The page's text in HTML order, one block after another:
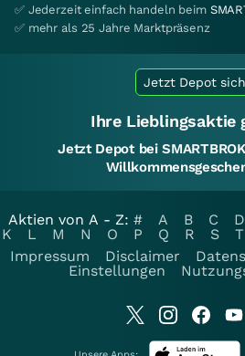
✅ Jederzeit einfach handeln beim
✅ mehr als 25 Jahre Marktpräsenz
Jetzt Depot
Ihre Lieblingsaktie
Jetzt Depot bei
Aktien von A - Z: # A B C D
K
L M N O P Q R S T
Impressum
Disclaimer
Einstellungen